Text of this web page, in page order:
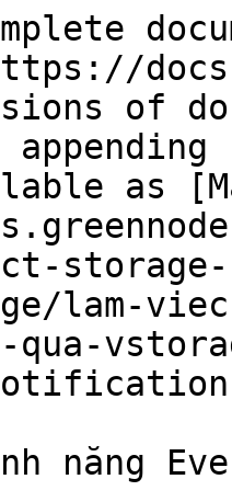
of
as
storage-
lam-
qua-
năng